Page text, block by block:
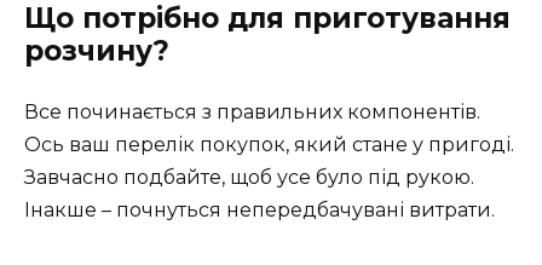
Що потрібно для приготування
розчину?
Все починається з правильних компонентів.
Ось ваш перелік покупок, який стане у пригоді.
Завчасно подбайте, щоб усе було під рукою.
Інакше – почнуться непередбачувані витрати.